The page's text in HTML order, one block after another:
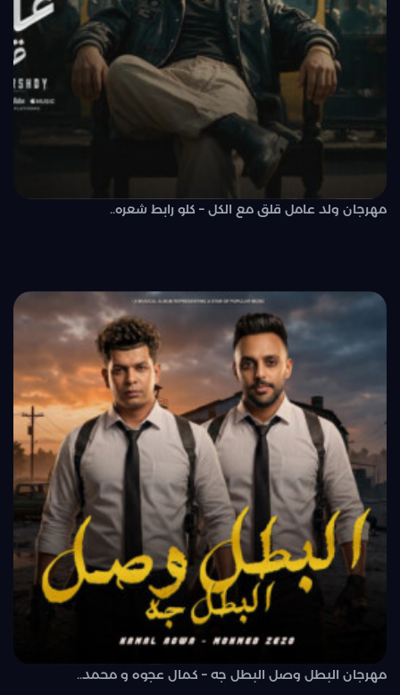
مهرجان ولد عامل قلق مع الكل – كلو رابط شعره..
مهرجان البطل وصل البطل جه – كمال عجوه و محمد..